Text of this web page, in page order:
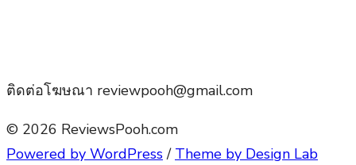
ติดต่อโฆษณา reviewpooh@gmail.com
© 2026 ReviewsPooh.com
Powered by WordPress / Theme by Design Lab